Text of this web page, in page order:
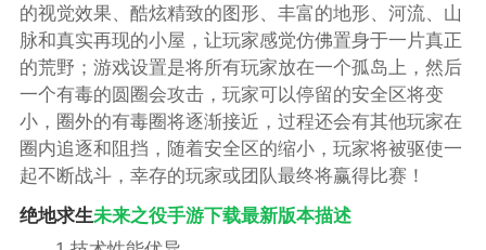
的视觉效果、酷炫精致的图形、丰富的地形、河流、山
脉和真实再现的小屋，让玩家感觉仿佛置身于一片真正
的荒野；游戏设置是将所有玩家放在一个孤岛上，然后
一个有毒的圆圈会攻击，玩家可以停留的安全区将变
小，圈外的有毒圈将逐渐接近，过程还会有其他玩家在
圈内追逐和阻挡，随着安全区的缩小，玩家将被驱使一
起不断战斗，幸存的玩家或团队最终将赢得比赛！
绝地求生未来之役手游下载最新版本描述